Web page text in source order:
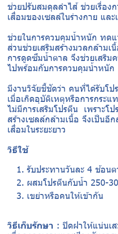
ช่วยปรับสมดุลลำไส้ ช่วยเรื่อง
เสื่อมของเซลล์ในร่างกาย แล
ช่วยในการควบคุมน้ำหนัก ทด
ส่วนช่วยเสริมสร้างมวลกล้าม
การดูดซึมน้ำตาล จึงช่วยเสริม
ไปพร้อมกับการควบคุมน้ำหนัก
มีงานวิจัยชี้ชัดว่า คนที่ได้รับโป
เมื่อเกิดอุบัติเหตุหรือการกระ
ไม่มีการเสริมโปรตีน เพราะโ
สร้างเซลล์กล้ามเนื้อ จึงเป็น
เสื่อมในระยะยาว
วิธีใช้
รับประทานวันละ 4 ช้อน
ผสมโปรตีนกับน้ำ 250-
เขย่าหรือคนให้เข้ากัน
วิธีเก็บรักษา : ปิดฝาให้แน่นเ